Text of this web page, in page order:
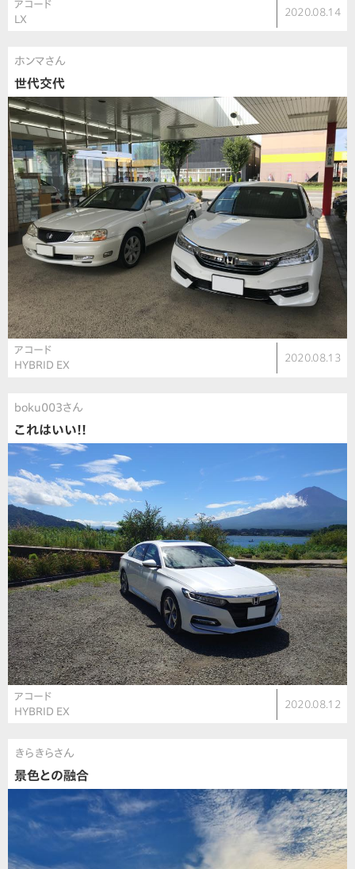
アコード
LX
2020.08.14
ホンマさん
世代交代
アコード
HYBRID EX
2020.08.13
boku003さん
これはいい!!
アコード
HYBRID EX
2020.08.12
きらきらさん
景色との融合